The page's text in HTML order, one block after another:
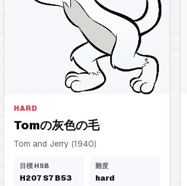
HARD
Tomの灰色の毛
Tom and Jerry (1940)
目標 HSB
H207 S7 B53
難度
hard